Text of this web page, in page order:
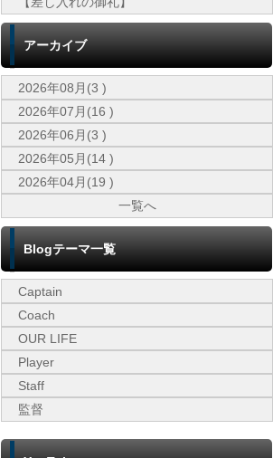
アーカイブ
2026年08月(3 )
2026年07月(16 )
2026年06月(3 )
2026年05月(14 )
2026年04月(19 )
一覧へ
Blogテーマ一覧
Captain
Coach
OUR LIFE
Player
Staff
監督